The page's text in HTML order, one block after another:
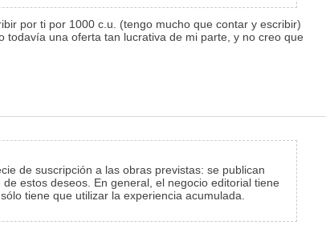
por ti por 1000 c.u. (tengo mucho que contar y escribir)
una oferta tan lucrativa de mi parte, y no creo que
de suscripción a las obras previstas: se publican
estos deseos. En general, el negocio editorial tiene
tiene que utilizar la experiencia acumulada.